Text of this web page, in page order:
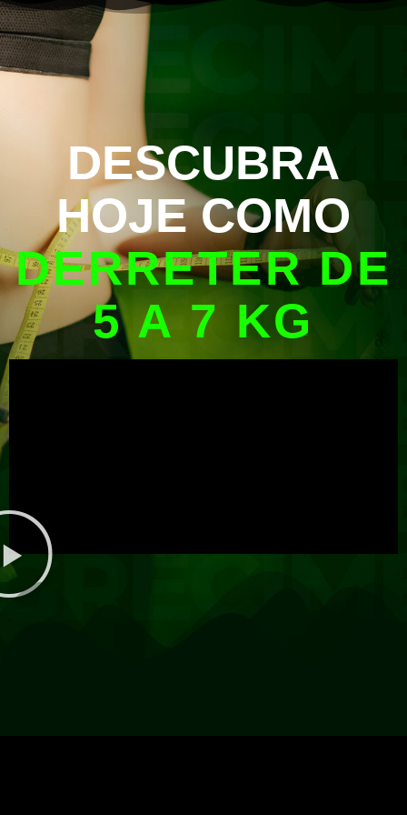
DESCUBRA
HOJE COMO
DERRETER DE
5 A 7 KG